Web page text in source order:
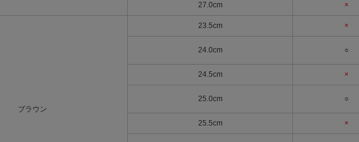
27.0cm ×
ブラウン
23.5cm ×
24.0cm ○
24.5cm ×
25.0cm ○
25.5cm ×